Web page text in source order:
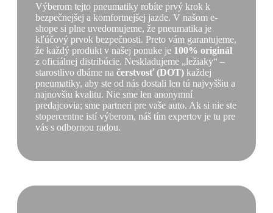
Výberom tejto pneumatiky robíte prvý krok k
bezpečnejšej a komfortnejšej jazde. V našom e-
shope si plne uvedomujeme, že pneumatika je
kľúčový prvok bezpečnosti. Preto vám garantujeme,
že každý produkt v našej ponuke je 100% originál
z oficiálnej distribúcie. Neskladujeme „ležiaky“ –
starostlivo dbáme na čerstvosť (DOT) každej
pneumatiky, aby ste od nás dostali len tú najvyššiu a
najnovšiu kvalitu. Nie sme len anonymní
predajcovia; sme partneri pre vaše auto. Ak si nie ste
stopercentne istí výberom, náš tím expertov je tu pre
vás s odbornou radou.